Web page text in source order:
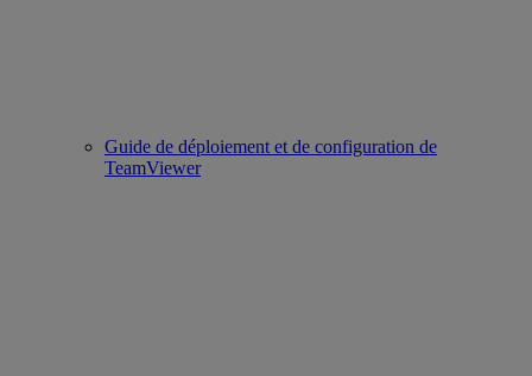
Guide de déploiement et de configuration de
TeamViewer